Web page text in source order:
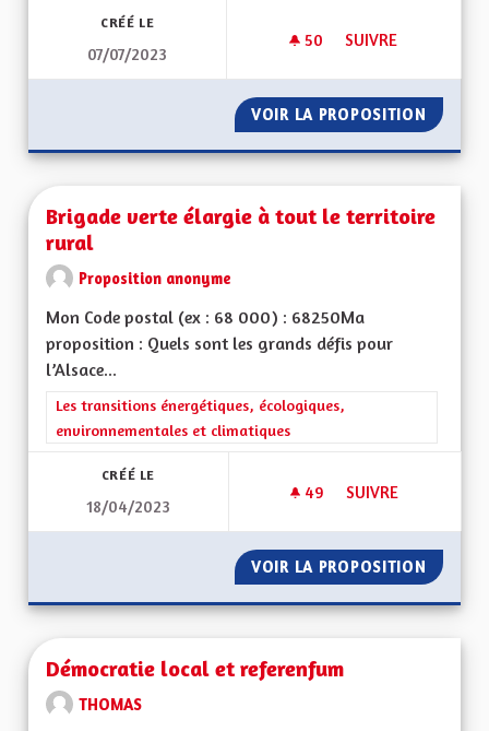
CRÉÉ LE
07/07/2023
50 50 ABONNÉS
SUIVRE
VOIR LA PROPOSITION LA
Brigade verte élargie à tout le territoire
rural
Proposition anonyme
Mon Code postal (ex : 68 000) : 68250Ma
proposition : Quels sont les grands défis pour
l’Alsace...
Filtrer les résultats de la catégorie : Les transitions
Les transitions énergétiques, écologiques,
environnementales et climatiques
CRÉÉ LE
18/04/2023
49 49 ABONNÉS
SUIVRE
VOIR LA PROPOSITION
Démocratie local et referenfum
THOMAS